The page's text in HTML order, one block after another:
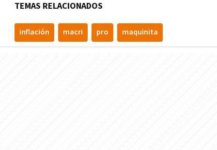
TEMAS RELACIONADOS
inflación macri pro maquinita